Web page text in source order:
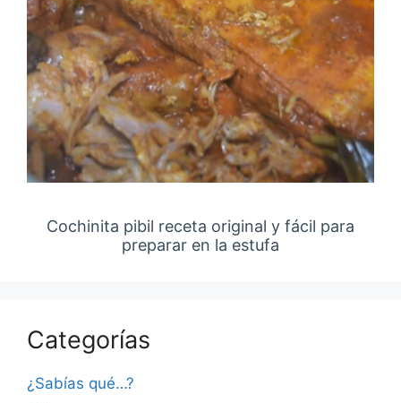
Cochinita pibil receta original y fácil para
preparar en la estufa
Categorías
¿Sabías qué…?